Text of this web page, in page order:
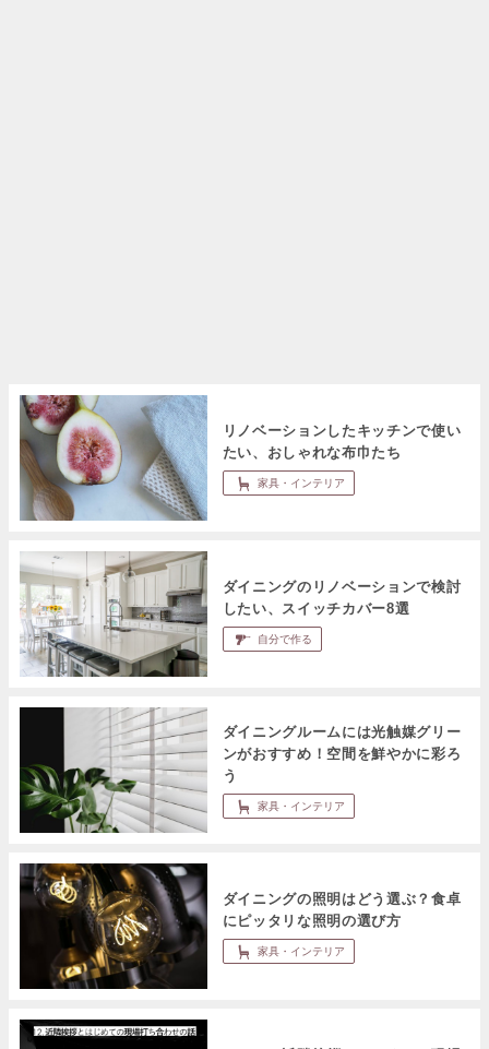
リノベーションしたキッチンで使い
たい、おしゃれな布巾たち
家具・インテリア
ダイニングのリノベーションで検討
したい、スイッチカバー8選
自分で作る
ダイニングルームには光触媒グリー
ンがおすすめ！空間を鮮やかに彩ろ
う
家具・インテリア
ダイニングの照明はどう選ぶ？食卓
にピッタリな照明の選び方
家具・インテリア